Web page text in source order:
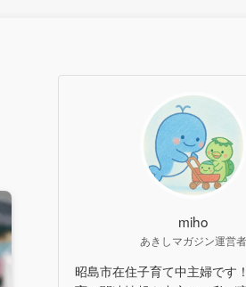
miho
あきしマガジン運営者
昭島市在住子育て中主婦です